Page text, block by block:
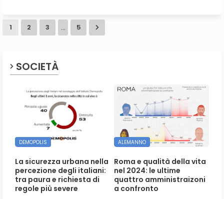
1 2 3 ... 5
SOCIETÀ
DEMOPOLIS
La sicurezza urbana nella
percezione degli italiani:
tra paura e richiesta di
regole più severe
ALEMANNO
Roma e qualità della vita
nel 2024: le ultime
quattro amministraizoni
a confronto